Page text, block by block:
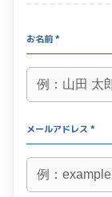
お名前 *
メールアドレス *